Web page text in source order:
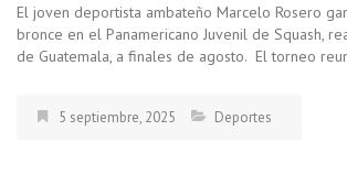
El joven deportista ambateño Marcelo Rosero
bronce en el Panamericano Juvenil de Squash,
de Guatemala, a finales de agosto. El torneo
5 septiembre, 2025 Deportes